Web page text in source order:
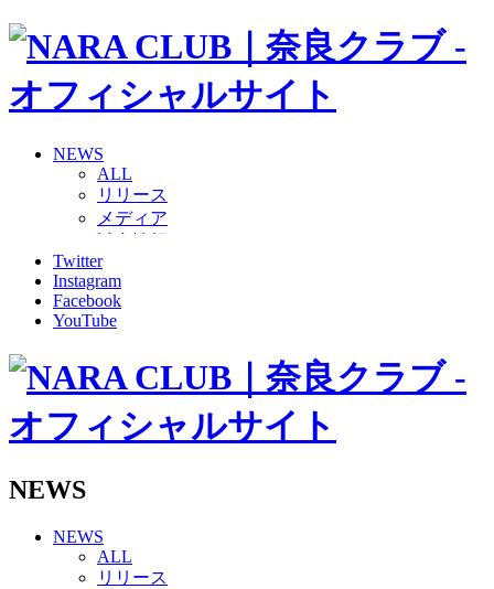
NEWS
ALL
リリース
メディア
グッズ
ファンコミュニティ
普及・育成
ホームタウン
その他
2026/27トップチーム
2026/27トップチームスタッフ
ボランティアチーム「volundeer」
ビクトリーロード
HOMEGAME
Twitter
Instagram
Facebook
YouTube
NEWS
NEWS
ALL
リリース